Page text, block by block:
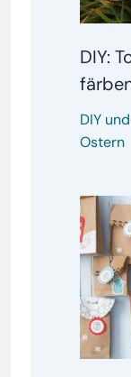
DIY:
DIY
Ostern